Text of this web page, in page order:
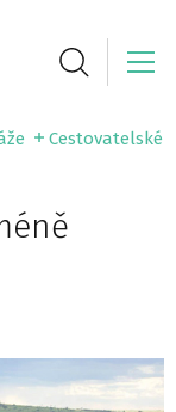
Cestovatelské